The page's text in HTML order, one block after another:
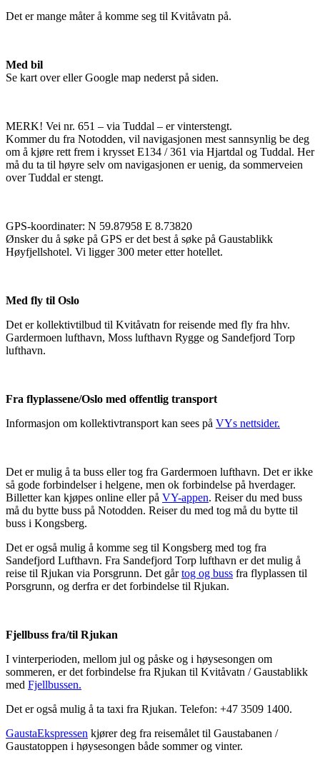
Det er mange måter å komme seg til Kvitåvatn på.
Med bil
Se kart over eller Google map nederst på siden.
MERK! Vei nr. 651 – via Tuddal – er vinterstengt.
Kommer du fra Notodden, vil navigasjonen mest sannsynlig be deg
om å kjøre rett frem i krysset E134 / 361 via Hjartdal og Tuddal. Her
må du ta til høyre selv om navigasjonen er uenig, da sommerveien
over Tuddal er stengt.
GPS-koordinater: N 59.87958 E 8.73820
Ønsker du å søke på GPS er det best å søke på Gaustablikk
Høyfjellshotel. Vi ligger 300 meter etter hotellet.
Med fly til Oslo
Det er kollektivtilbud til Kvitåvatn for reisende med fly fra hhv.
Gardermoen lufthavn, Moss lufthavn Rygge og Sandefjord Torp
lufthavn.
Fra flyplassene/Oslo med offentlig transport
Informasjon om kollektivtransport kan sees på VYs nettsider.
Det er mulig å ta buss eller tog fra Gardermoen lufthavn. Det er ikke
så gode forbindelser i helgene, men ok forbindelse på hverdager.
Billetter kan kjøpes online eller på VY-appen. Reiser du med buss
må du bytte buss på Notodden. Reiser du med tog må du bytte til
buss i Kongsberg.
Det er også mulig å komme seg til Kongsberg med tog fra
Sandefjord Lufthavn. Fra Sandefjord Torp lufthavn er det mulig å
reise til Rjukan via Porsgrunn. Det gårtog og buss fra flyplassen til
Porsgrunn, og derfra er det forbindelse til Rjukan.
Fjellbuss fra/til Rjukan
I vinterperioden, mellom jul og påske og i høysesongen om
sommeren, er det forbindelse fra Rjukan til Kvitåvatn / Gaustablikk
med Fjellbussen.
Det er også mulig å ta taxi fra Rjukan. Telefon: +47 3509 1400.
GaustaEkspressen kjører deg fra reisemålet til Gaustabanen /
Gaustatoppen i høysesongen både sommer og vinter.